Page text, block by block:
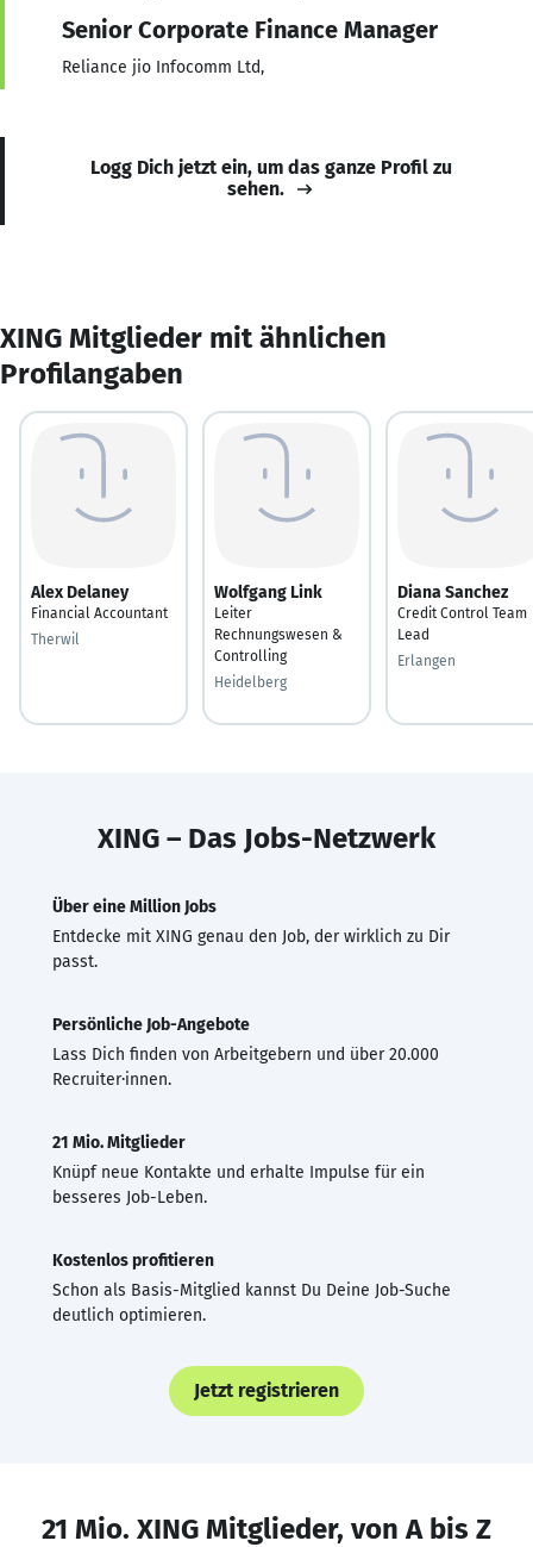
Senior Corporate Finance Manager
Reliance jio Infocomm Ltd,
Logg Dich jetzt ein, um das ganze Profil zu
sehen.
XING Mitglieder mit ähnlichen
Profilangaben
Alex Delaney
Financial Accountant
Therwil
Wolfgang Link
Leiter
Rechnungswesen &
Controlling
Heidelberg
Diana Sanchez
Credit Control Team
Lead
Erlangen
XING – Das Jobs-Netzwerk
Über eine Million Jobs
Entdecke mit XING genau den Job, der wirklich zu Dir
passt.
Persönliche Job-Angebote
Lass Dich finden von Arbeitgebern und über 20.000
Recruiter·innen.
21 Mio. Mitglieder
Knüpf neue Kontakte und erhalte Impulse für ein
besseres Job-Leben.
Kostenlos profitieren
Schon als Basis-Mitglied kannst Du Deine Job-Suche
deutlich optimieren.
Jetzt registrieren
21 Mio. XING Mitglieder, von A bis Z